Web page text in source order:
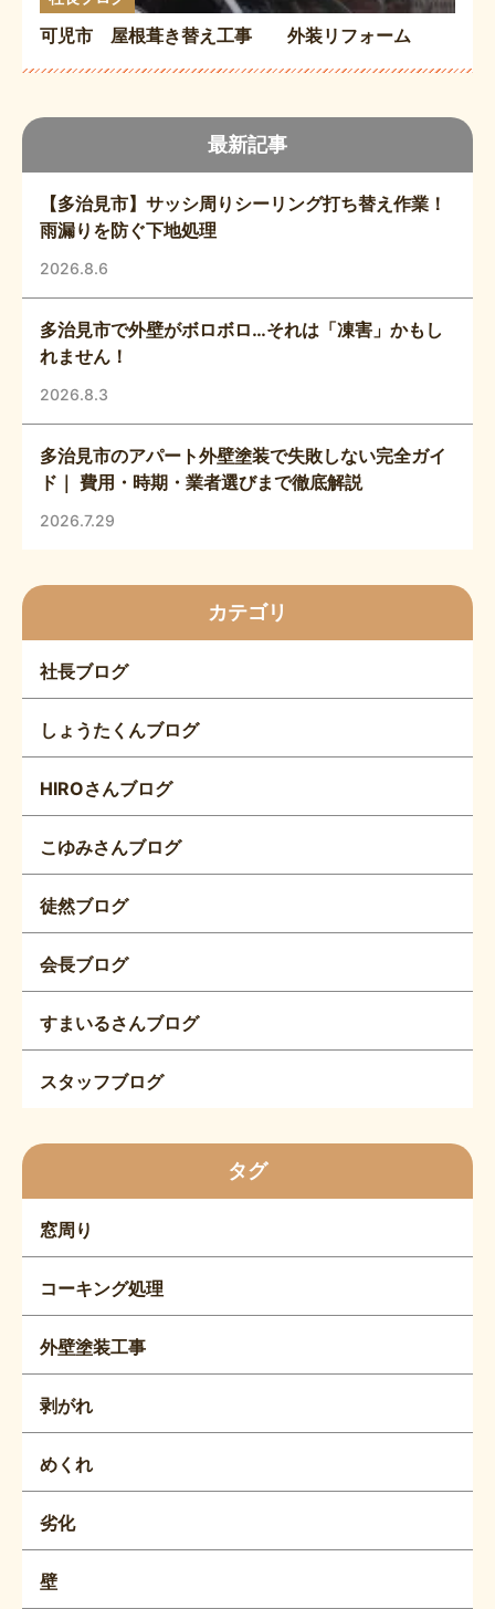
最新記事
【多治見市】サッシ周りシーリング打ち替え作業！
雨漏りを防ぐ下地処理
2026.8.6
多治見市で外壁がボロボロ…それは「凍害」かもし
れません！
2026.8.3
多治見市のアパート外壁塗装で失敗しない完全ガイ
ド｜ 費用・時期・業者選びまで徹底解説
2026.7.29
カテゴリ
社長ブログ
しょうたくんブログ
HIROさんブログ
こゆみさんブログ
徒然ブログ
会長ブログ
すまいるさんブログ
スタッフブログ
タグ
窓周り
コーキング処理
外壁塗装工事
剥がれ
めくれ
劣化
壁
可児市 屋根葺き替え工事 外装リフォーム